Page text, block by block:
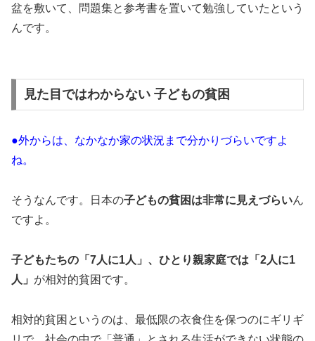
盆を敷いて、問題集と参考書を置いて勉強していたという
んです。
見た目ではわからない 子どもの貧困
●外からは、なかなか家の状況まで分かりづらいですよ
ね。
そうなんです。日本の子どもの貧困は非常に見えづらいん
ですよ。
子どもたちの「7人に1人」、ひとり親家庭では「2人に1
人」 が相対的貧困です。
相対的貧困というのは、最低限の衣食住を保つのにギリギ